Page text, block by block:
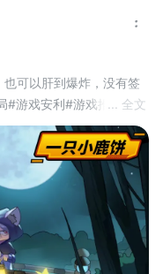
可以肝到爆炸，没有签
#游戏安利#游戏推荐#单
... 全文